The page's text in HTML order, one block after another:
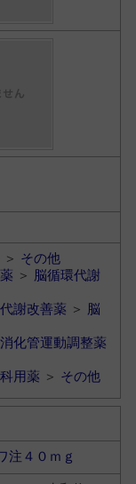
＞ その他
＞ 脳循環代謝
謝改善薬 ＞ 脳
化管運動調整薬
用薬 ＞ その他
注４０ｍｇ